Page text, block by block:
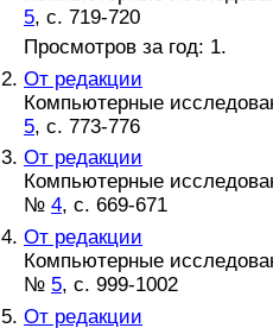
5, с. 719-720
Просмотров за год: 1.
От редакции
Компьютерные
5, с. 773-776
От редакции
Компьютерные
№ 4, с. 669-671
От редакции
Компьютерные
№ 5, с. 999-1002
От редакции